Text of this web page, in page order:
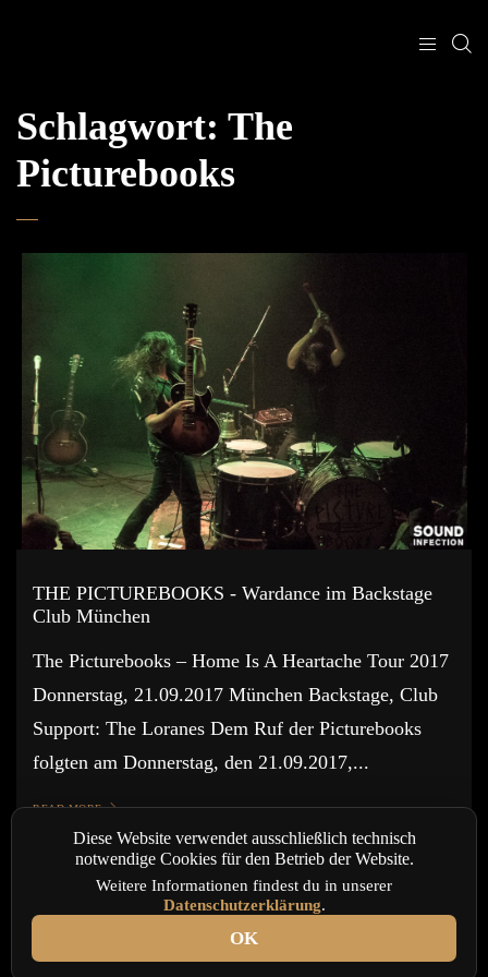
Schlagwort: The
Picturebooks
THE PICTUREBOOKS - Wardance im Backstage
Club München
The Picturebooks – Home Is A Heartache Tour 2017
Donnerstag, 21.09.2017 München Backstage, Club
Support: The Loranes Dem Ruf der Picturebooks
folgten am Donnerstag, den 21.09.2017,...
READ MORE
Diese Website verwendet ausschließlich technisch
notwendige Cookies für den Betrieb der Website.
Weitere Informationen findest du in unserer
Datenschutzerklärung.
OK